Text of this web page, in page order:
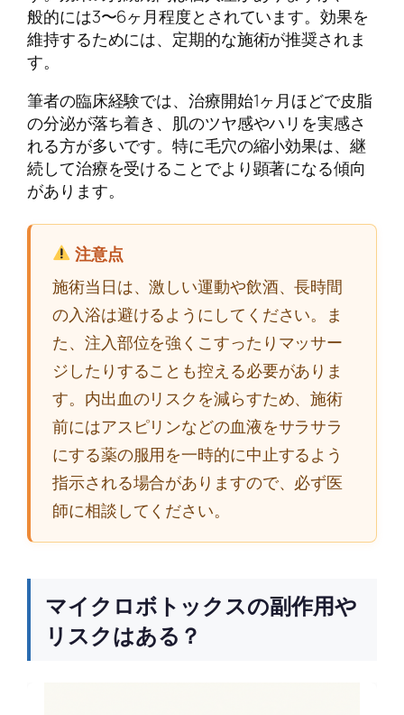
般的には3〜6ヶ月程度とされています。効果を
維持するためには、定期的な施術が推奨されま
す。
筆者の臨床経験では、治療開始1ヶ月ほどで皮脂
の分泌が落ち着き、肌のツヤ感やハリを実感さ
れる方が多いです。特に毛穴の縮小効果は、継
続して治療を受けることでより顕著になる傾向
があります。
注意点
施術当日は、激しい運動や飲酒、長時間
の入浴は避けるようにしてください。ま
た、注入部位を強くこすったりマッサー
ジしたりすることも控える必要がありま
す。内出血のリスクを減らすため、施術
前にはアスピリンなどの血液をサラサラ
にする薬の服用を一時的に中止するよう
指示される場合がありますので、必ず医
師に相談してください。
マイクロボトックスの副作用や
リスクはある？